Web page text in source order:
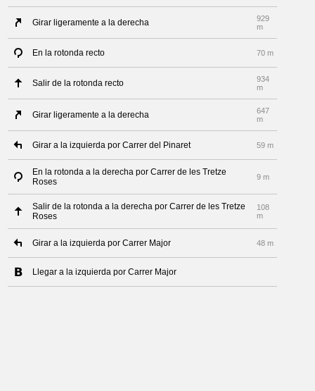
Girar ligeramente a la derecha
929
m
En la rotonda recto 70 m
Salir de la rotonda recto
934
m
Girar ligeramente a la derecha
647
m
Girar a la izquierda por Carrer del Pinaret 59 m
En la rotonda a la derecha por Carrer de les Tretze
Roses
9 m
Salir de la rotonda a la derecha por Carrer de les Tretze
Roses
108
m
Girar a la izquierda por Carrer Major 48 m
Llegar a la izquierda por Carrer Major